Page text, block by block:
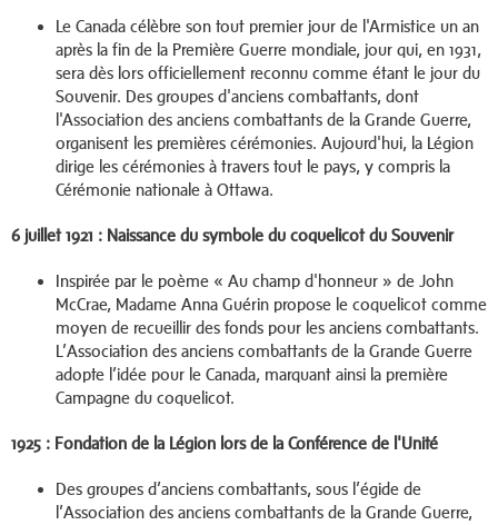
Le Canada célèbre son tout premier jour de l'Armistice un an
après la fin de la Première Guerre mondiale, jour qui, en 1931,
sera dès lors officiellement reconnu comme étant le jour du
Souvenir. Des groupes d'anciens combattants, dont
l'Association des anciens combattants de la Grande Guerre,
organisent les premières cérémonies. Aujourd'hui, la Légion
dirige les cérémonies à travers tout le pays, y compris la
Cérémonie nationale à Ottawa.
6 juillet 1921 : Naissance du symbole du coquelicot du Souvenir
Inspirée par le poème « Au champ d'honneur » de John
McCrae, Madame Anna Guérin propose le coquelicot comme
moyen de recueillir des fonds pour les anciens combattants.
L’Association des anciens combattants de la Grande Guerre
adopte l’idée pour le Canada, marquant ainsi la première
Campagne du coquelicot.
1925 : Fondation de la Légion lors de la Conférence de l'Unité
Des groupes d’anciens combattants, sous l’égide de
l’Association des anciens combattants de la Grande Guerre,